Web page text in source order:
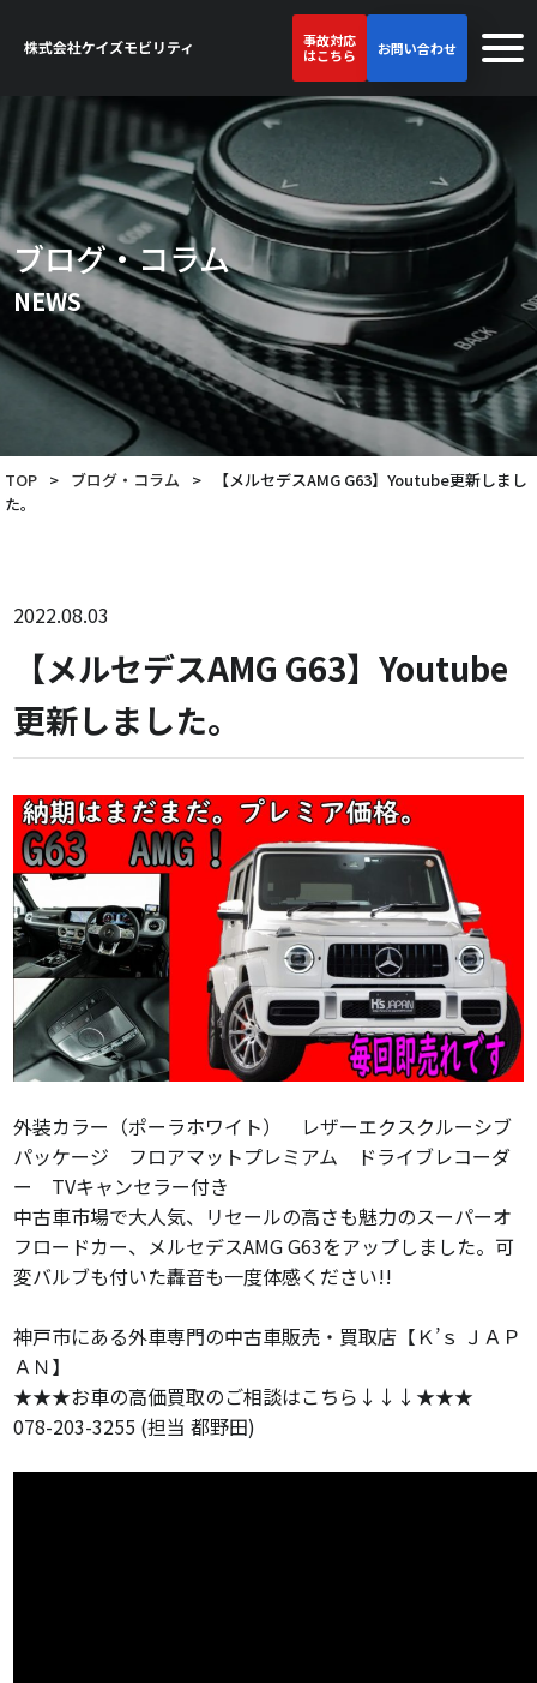
事故対応
はこちら
お問い合わせ
ブログ・コラム
NEWS
TOP > ブログ・コラム >
【メルセデスAMG G63】Youtube更新しまし
た。
2022.08.03
【メルセデスAMG G63】Youtube
更新しました。
外装カラー（ポーラホワイト） レザーエクスクルーシブ
パッケージ フロアマットプレミアム ドライブレコーダ
ー TVキャンセラー付き
中古車市場で大人気、リセールの高さも魅力のスーパーオ
フロードカー、メルセデスAMG G63をアップしました。可
変バルブも付いた轟音も一度体感ください!!
神戸市にある外車専門の中古車販売・買取店【Ｋ’ｓ ＪＡＰ
ＡＮ】
★★★お車の高価買取のご相談はこちら↓↓↓★★★
078-203-3255 (担当 都野田)